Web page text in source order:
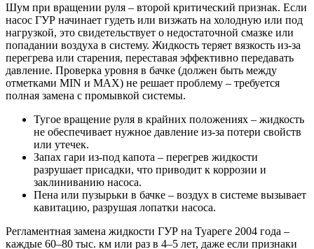
Шум при вращении руля – второй критический признак. Если
насос ГУР начинает гудеть или визжать на холодную или под
нагрузкой, это свидетельствует о недостаточной смазке или
попадании воздуха в систему. Жидкость теряет вязкость из-за
перегрева или старения, переставая эффективно передавать
давление. Проверка уровня в бачке (должен быть между
отметками MIN и MAX) не решает проблему – требуется
полная замена с промывкой системы.
Тугое вращение руля в крайних положениях – жидкость
не обеспечивает нужное давление из-за потери свойств
или утечек.
Запах гари из-под капота – перегрев жидкости
разрушает присадки, что приводит к коррозии и
заклиниванию насоса.
Пена или пузырьки в бачке – воздух в системе вызывает
кавитацию, разрушая лопатки насоса.
Регламентная замена жидкости ГУР на Туареге 2004 года –
каждые 60–80 тыс. км или раз в 4–5 лет, даже если признаки